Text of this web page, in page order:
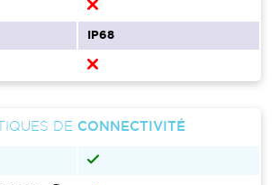
IP68
DE CONNECTIVITÉ